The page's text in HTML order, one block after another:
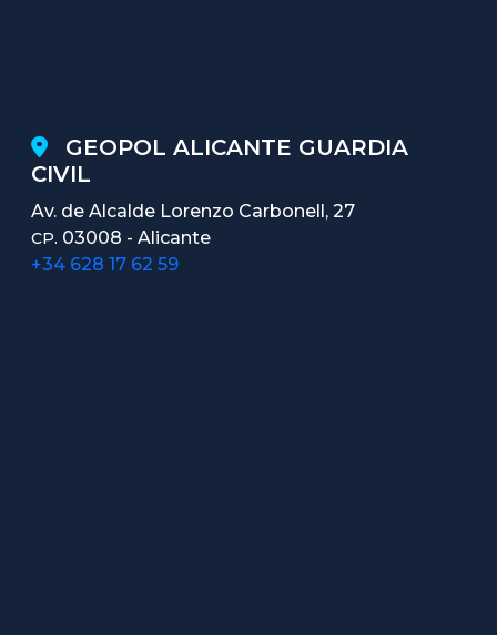
GEOPOL ALICANTE GUARDIA
CIVIL
Av. de Alcalde Lorenzo Carbonell, 27
CP. 03008 - Alicante
+34 628 17 62 59